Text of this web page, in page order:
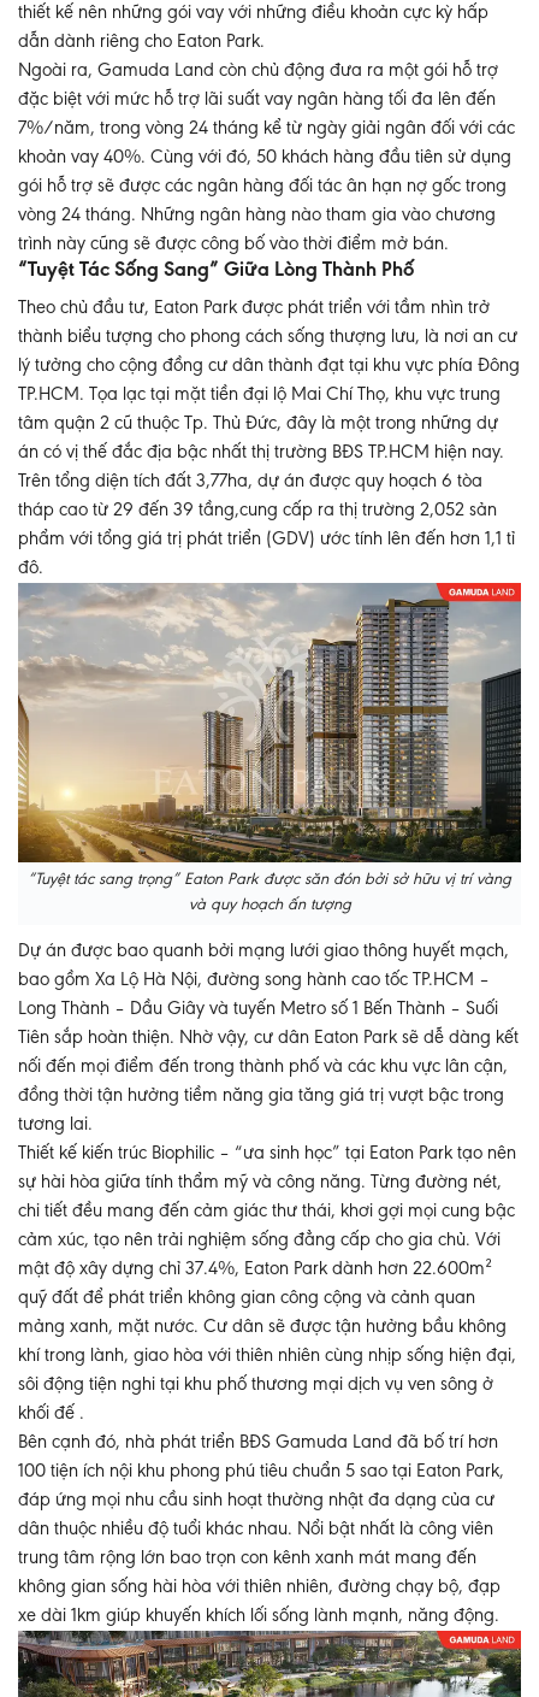
thiết kế nên những gói vay với những điều khoản cực kỳ hấp
dẫn dành riêng cho Eaton Park.
Ngoài ra, Gamuda Land còn chủ động đưa ra một gói hỗ trợ
đặc biệt với mức hỗ trợ lãi suất vay ngân hàng tối đa lên đến
7%/năm, trong vòng 24 tháng kể từ ngày giải ngân đối với các
khoản vay 40%. Cùng với đó, 50 khách hàng đầu tiên sử dụng
gói hỗ trợ sẽ được các ngân hàng đối tác ân hạn nợ gốc trong
vòng 24 tháng. Những ngân hàng nào tham gia vào chương
trình này cũng sẽ được công bố vào thời điểm mở bán.
“Tuyệt Tác Sống Sang” Giữa Lòng Thành Phố
Theo chủ đầu tư, Eaton Park được phát triển với tầm nhìn trở
thành biểu tượng cho phong cách sống thượng lưu, là nơi an cư
lý tưởng cho cộng đồng cư dân thành đạt tại khu vực phía Đông
TP.HCM. Tọa lạc tại mặt tiền đại lộ Mai Chí Thọ, khu vực trung
tâm quận 2 cũ thuộc Tp. Thủ Đức, đây là một trong những dự
án có vị thế đắc địa bậc nhất thị trường BĐS TP.HCM hiện nay.
Trên tổng diện tích đất 3,77ha, dự án được quy hoạch 6 tòa
tháp cao từ 29 đến 39 tầng,cung cấp ra thị trường 2,052 sản
phẩm với tổng giá trị phát triển (GDV) ước tính lên đến hơn 1,1 tỉ
đô.
“Tuyệt tác sang trọng” Eaton Park được săn đón bởi sở hữu vị trí vàng
và quy hoạch ấn tượng
Dự án được bao quanh bởi mạng lưới giao thông huyết mạch,
bao gồm Xa Lộ Hà Nội, đường song hành cao tốc TP.HCM –
Long Thành – Dầu Giây và tuyến Metro số 1 Bến Thành – Suối
Tiên sắp hoàn thiện. Nhờ vậy, cư dân Eaton Park sẽ dễ dàng kết
nối đến mọi điểm đến trong thành phố và các khu vực lân cận,
đồng thời tận hưởng tiềm năng gia tăng giá trị vượt bậc trong
tương lai.
Thiết kế kiến trúc Biophilic – “ưa sinh học” tại Eaton Park tạo nên
sự hài hòa giữa tính thẩm mỹ và công năng. Từng đường nét,
chi tiết đều mang đến cảm giác thư thái, khơi gợi mọi cung bậc
cảm xúc, tạo nên trải nghiệm sống đẳng cấp cho gia chủ. Với
mật độ xây dựng chỉ 37.4%, Eaton Park dành hơn 22.600m²
quỹ đất để phát triển không gian công cộng và cảnh quan
mảng xanh, mặt nước. Cư dân sẽ được tận hưởng bầu không
khí trong lành, giao hòa với thiên nhiên cùng nhịp sống hiện đại,
sôi động tiện nghi tại khu phố thương mại dịch vụ ven sông ở
khối đế .
Bên cạnh đó, nhà phát triển BĐS Gamuda Land đã bố trí hơn
100 tiện ích nội khu phong phú tiêu chuẩn 5 sao tại Eaton Park,
đáp ứng mọi nhu cầu sinh hoạt thường nhật đa dạng của cư
dân thuộc nhiều độ tuổi khác nhau. Nổi bật nhất là công viên
trung tâm rộng lớn bao trọn con kênh xanh mát mang đến
không gian sống hài hòa với thiên nhiên, đường chạy bộ, đạp
xe dài 1km giúp khuyến khích lối sống lành mạnh, năng động.